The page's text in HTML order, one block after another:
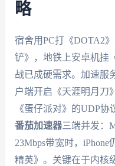
略
宿舍用PC打《DOTA2
铲》，地铁上安卓机
战已成硬需求。加速服
户端开启《天涯明月刀
《蛋仔派对》的UDP
番茄加速器三端并发：
23Mbps带宽时，
精英》。关键在于内核